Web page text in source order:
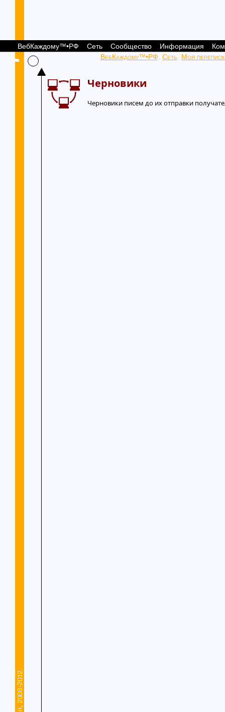
Черновики
Черновики писем до их отправки
ВебКаждому™•РФ Сеть Сообщество Информация
ВебКаждому™•РФ Сеть Моя